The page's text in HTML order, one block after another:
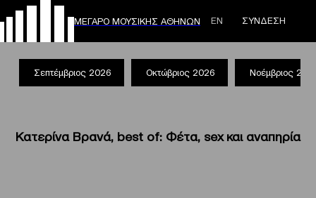
ΜΕΓΑΡΟ ΜΟΥΣΙΚΗΣ ΑΘΗΝΩΝ ΕΝ ΣΥΝΔΕΣΗ
Σεπτέμβριος 2026 Οκτώβριος 2026 Νοέμβριος
Κατερίνα Βρανά, best of: Φέτα, sex και αναπηρία